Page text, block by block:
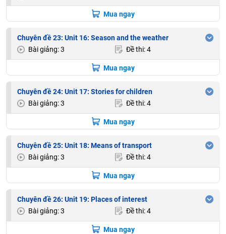
Mua ngay
Chuyên đề 23: Unit 16: Season and the weather
Bài giảng: 3
Đề thi: 4
Mua ngay
Chuyên đề 24: Unit 17: Stories for children
Bài giảng: 3
Đề thi: 4
Mua ngay
Chuyên đề 25: Unit 18: Means of transport
Bài giảng: 3
Đề thi: 4
Mua ngay
Chuyên đề 26: Unit 19: Places of interest
Bài giảng: 3
Đề thi: 4
Mua ngay